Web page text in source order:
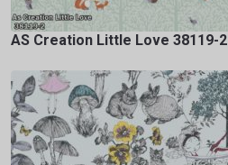
AS Creation Little Love 38119-2